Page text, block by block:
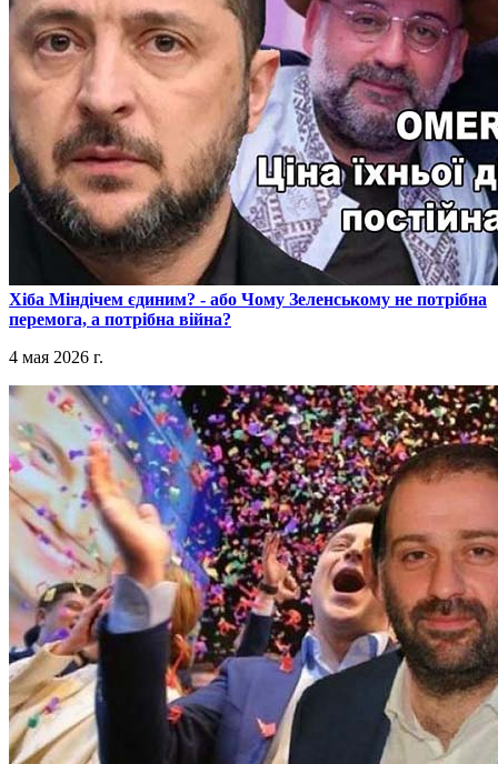
​Хіба Міндічем єдиним? - або Чому Зеленському не потрібна
перемога, а потрібна війна?
4 мая 2026 г.